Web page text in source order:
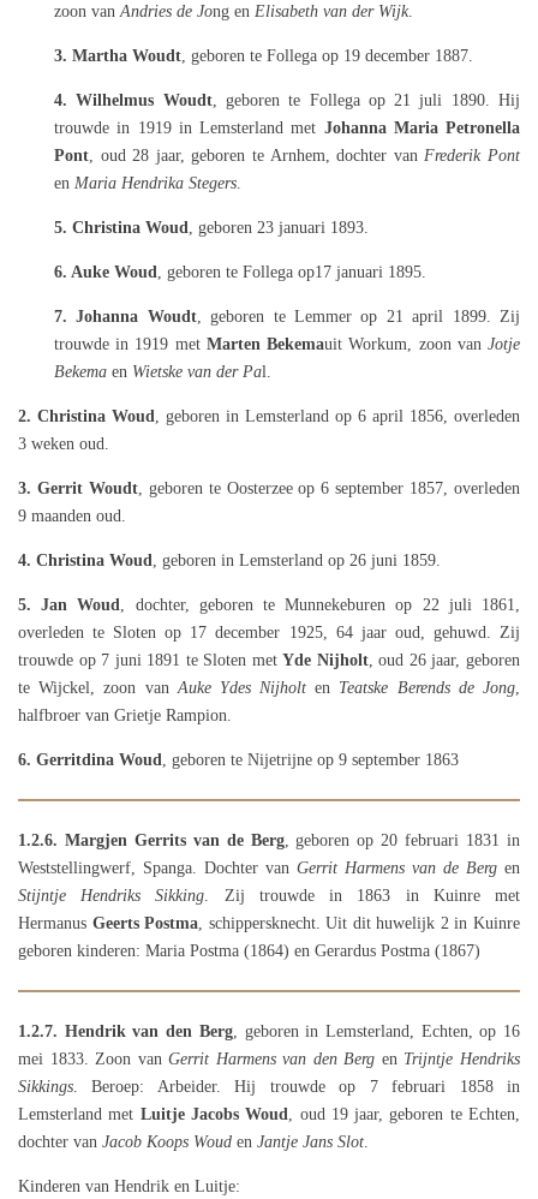
zoon van Andries de Jong en Elisabeth van der Wijk.
3. Martha Woudt , geboren te Follega op 19 december 1887.
4. Wilhelmus Woudt, geboren te Follega op 21 juli 1890. Hij
trouwde in 1919 in Lemsterland met Johanna Maria Petronella
Pont , oud 28 jaar, geboren te Arnhem, dochter van Frederik Pont
en Maria Hendrika Stegers
5. Christina Woud , geboren 23 januari 1893.
6. Auke Woud , geboren te Follega op17 januari 1895.
7. Johanna Woudt, geboren te Lemmer op 21 april 1899. Zij
trouwde in 1919 met Marten Bekemauit Workum, zoon vanJotje
Bekema en Wietske van der Pal.
2. Christina Woud
, geboren in Lemsterland op 6 april 1856, overleden
3 weken oud.
3. Gerrit Woudt, geboren te Oosterzee op 6 september 1857, overleden
9 maanden oud.
4. Christina Woud , geboren in Lemsterland op 26 juni 1859.
5. Jan Woud
, dochter, geboren te Munnekeburen op 22 juli 1861,
overleden te Sloten op 17 december 1925, 64 jaar oud, gehuwd. Zij
trouwde op 7 juni 1891 te Sloten met Yde Nijholt, oud 26 jaar, geboren
te Wijckel, zoon van Auke Ydes Nijholt en Teatske Berends de Jong
halfbroer van Grietje Rampion.
6. Gerritdina Woud , geboren te Nijetrijne op 9 september 1863
1.2.6. Margjen Gerrits van de Berg, geboren op 20 februari 1831 in
Weststellingwerf, Spanga. Dochter van Gerrit Harmens van de Berg en
Stijntje Hendriks Sikking
Zij trouwde in 1863 in Kuinre met
Hermanus Geerts Postma , schippersknecht. Uit dit huwelijk 2 in Kuinre
geboren kinderen: Maria Postma (1864) en Gerardus Postma (1867)
1.2.7. Hendrik van den Berg, geboren in Lemsterland, Echten, op 16
mei 1833. Zoon vanGerrit Harmens van den Berg en Trijntje Hendriks
Sikkings . Beroep: Arbeider. Hij trouwde op 7 februari 1858 in
Lemsterland met Luitje Jacobs Woud
, oud 19 jaar, geboren te Echten,
dochter van Jacob Koops Woud en Jantje Jans Slot
Kinderen van Hendrik en Luitje: